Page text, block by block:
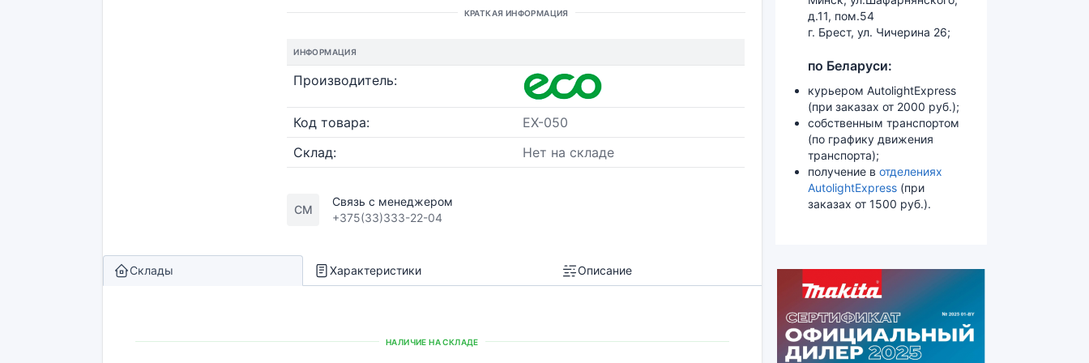
КРАТКАЯ ИНФОРМАЦИЯ
ИНФОРМАЦИЯ
Производитель:
Код товара:
EX-050
Склад:
Нет на складе
СМ
Связь с менеджером
+375(33)333-22-04
Склады Характеристики Описание
НАЛИЧИЕ НА СКЛАДЕ
д.11, пом.54
г. Брест, ул. Чичерина 26;
по Беларуси:
курьером AutolightExpress
(при заказах от 2000 руб.);
собственным транспортом
(по графику движения
транспорта);
получение в отделениях
AutolightExpress (при
заказах от 1500 руб.).